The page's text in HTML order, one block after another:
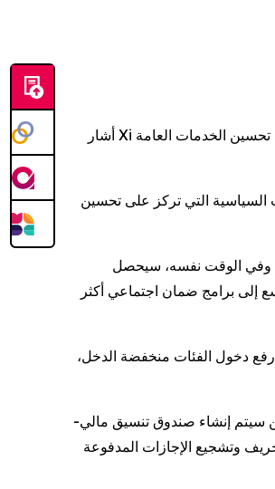
أشار Xi إلى أن ذلك يعني الإجابة عن أسئلة رئيسية، منها: كيف يمكن تحقيق توظيف كامل وعالي الجودة، وكيفية زيادة دخول سكان المدن والريف، وكيفية مواصلة تحسين الخدمات العامة
السياسية التي تركز على تحسين
وفي الوقت نفسه، سيحصل
إلى برامج ضمان اجتماعي أكثر
رفع دخول الفئات منخفضة الدخل،
في حين سيتم إنشاء صندوق تنسيق مالي-
وتشجيع الإجازات المدفوعة